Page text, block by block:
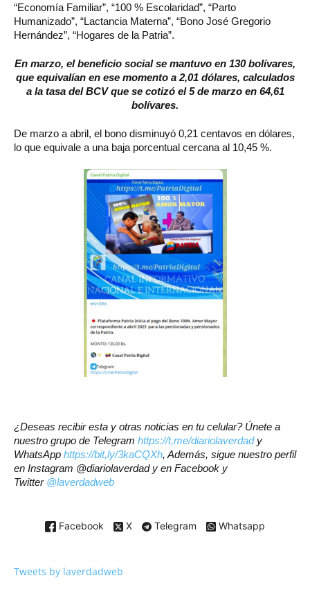
“Economía Familiar”, “100 % Escolaridad”, “Parto
Humanizado”, “Lactancia Materna”, “Bono José Gregorio
Hernández”, “Hogares de la Patria”.
En marzo, el beneficio social se mantuvo en 130 bolívares,
que equivalían en ese momento a 2,01 dólares, calculados
a la tasa del BCV que se cotizó el 5 de marzo en 64,61
bolívares.
De marzo a abril, el bono disminuyó 0,21 centavos en dólares,
lo que equivale a una baja porcentual cercana al 10,45 %.
¿Deseas recibir esta y otras noticias en tu celular? Únete a
nuestro grupo de Telegram https://t,me/diariolaverdady
WhatsApp https://bit,ly/3kaCQXh, Además, sigue nuestro perfil
en Instagram @diariolaverdad y en Facebook y
Twitter @laverdadweb
Facebook X Telegram Whatsapp
Tweets by laverdadweb